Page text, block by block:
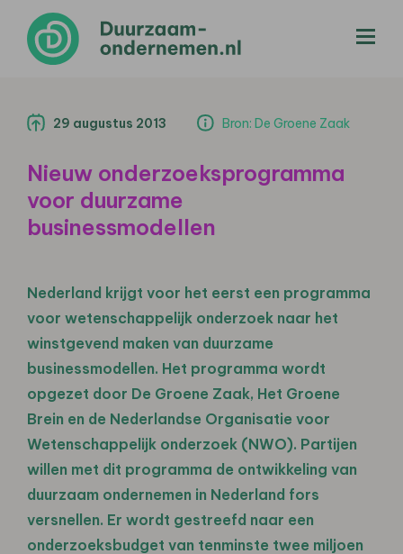
29 augustus 2013 Bron: De Groene Zaak
Nieuw onderzoeksprogramma
voor duurzame
businessmodellen
Nederland krijgt voor het eerst een programma
voor wetenschappelijk onderzoek naar het
winstgevend maken van duurzame
businessmodellen. Het programma wordt
opgezet door De Groene Zaak, Het Groene
Brein en de Nederlandse Organisatie voor
Wetenschappelijk onderzoek (NWO). Partijen
willen met dit programma de ontwikkeling van
duurzaam ondernemen in Nederland fors
versnellen. Er wordt gestreefd naar een
onderzoeksbudget van tenminste twee miljoen